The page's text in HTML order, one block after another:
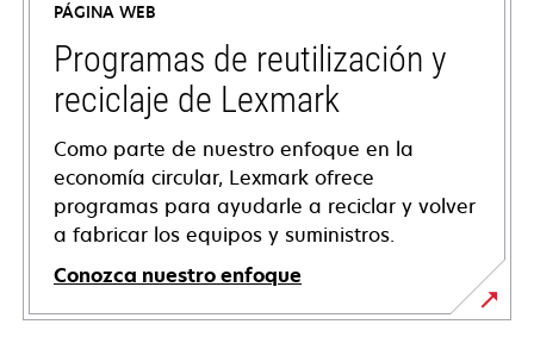
new
tab
PÁGINA WEB
Programas de reutilización y
reciclaje de Lexmark
Como parte de nuestro enfoque en la
economía circular, Lexmark ofrece
programas para ayudarle a reciclar y volver
a fabricar los equipos y suministros.
Conozca nuestro enfoque